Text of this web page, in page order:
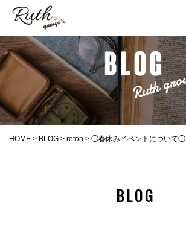
t
h
g
r
o
u
HOME > BLOG > reton > ◯春休みイベントについて◯
BLOG